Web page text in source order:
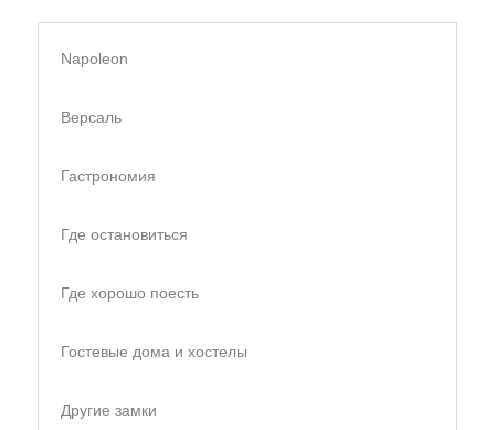
Napoleon
Версаль
Гастрономия
Где остановиться
Где хорошо поесть
Гостевые дома и хостелы
Другие замки